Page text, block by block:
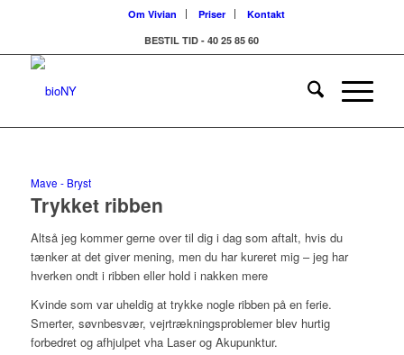
Om Vivian Priser
Kontakt
BESTIL TID - 40 25 85 60
Mave - Bryst
Trykket ribben
Altså jeg kommer gerne over til dig i dag som aftalt, hvis du
tænker at det giver mening, men du har kureret mig – jeg har
hverken ondt i ribben eller hold i nakken mere
Kvinde som var uheldig at trykke nogle ribben på en ferie.
Smerter, søvnbesvær, vejrtrækningsproblemer blev hurtig
forbedret og afhjulpet vha Laser og Akupunktur.